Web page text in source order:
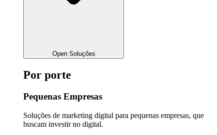
Open Soluções
Por porte
Pequenas Empresas
Soluções de marketing digital para pequenas empresas, que
buscam investir no digital.